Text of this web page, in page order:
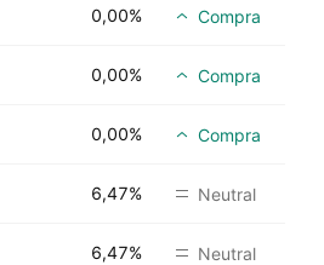
0,00% Compra
0,00% Compra
0,00% Compra
6,47% Neutral
6,47% Neutral